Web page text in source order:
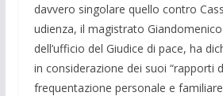
davvero singolare quello contro
udienza, il magistrato
dell’ufficio del Giudice di pace, ha
in considerazione dei suoi “rapporti
frequentazione personale e